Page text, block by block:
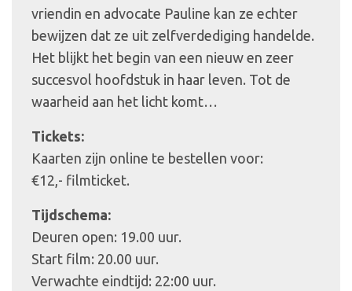
vriendin en advocate Pauline kan ze echter
bewijzen dat ze uit zelfverdediging handelde.
Het blijkt het begin van een nieuw en zeer
succesvol hoofdstuk in haar leven. Tot de
waarheid aan het licht komt…
Tickets:
Kaarten zijn online te bestellen voor:
€12,- filmticket.
Tijdschema:
Deuren open: 19.00 uur.
Start film: 20.00 uur.
Verwachte eindtijd: 22:00 uur.